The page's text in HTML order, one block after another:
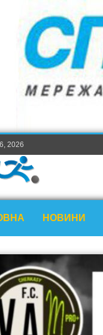
2026
НОВИНИ